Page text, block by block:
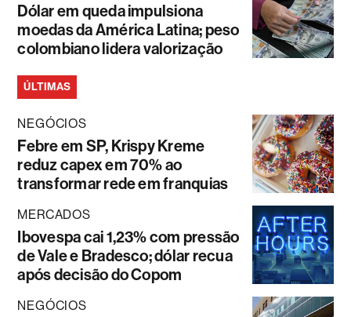
Dólar em queda impulsiona
moedas da América Latina; peso
colombiano lidera valorização
ÚLTIMAS
NEGÓCIOS
Febre em SP, Krispy Kreme
reduz capex em 70% ao
transformar rede em franquias
MERCADOS
Ibovespa cai 1,23% com pressão
de Vale e Bradesco; dólar recua
após decisão do Copom
NEGÓCIOS